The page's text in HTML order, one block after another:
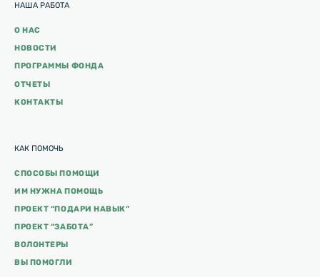
НАША РАБОТА
О НАС
НОВОСТИ
ПРОГРАММЫ ФОНДА
ОТЧЕТЫ
КОНТАКТЫ
КАК ПОМОЧЬ
СПОСОБЫ ПОМОЩИ
ИМ НУЖНА ПОМОЩЬ
ПРОЕКТ “ПОДАРИ НАВЫК”
ПРОЕКТ “ЗАБОТА”
ВОЛОНТЕРЫ
ВЫ ПОМОГЛИ